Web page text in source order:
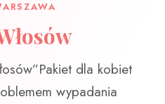
dla kobiet
wypadania